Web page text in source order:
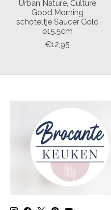
Urban Nature, Culture
Good Morning
schoteltje Saucer Gold
o15.5cm
€12,95